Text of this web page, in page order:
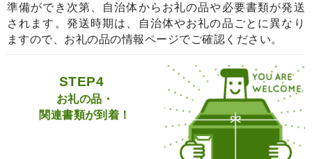
準備ができ次第、自治体からお礼の品や必要書類が発送
されます。発送時期は、自治体やお礼の品ごとに異なり
ますので、お礼の品の情報ページでご確認ください。
STEP4
お礼の品・
関連書類が到着！